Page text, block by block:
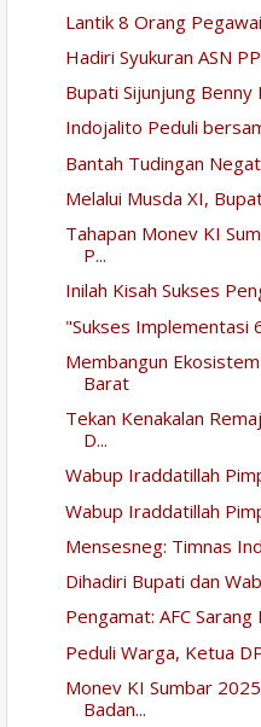
Lantik 8 Orang
Hadiri Syukuran ASN
Bupati Sijunjung Benny
Indojalito Peduli
Bantah Tudingan
Melalui Musda XI,
Tahapan Monev KI
P...
Inilah Kisah Sukses
"Sukses Implementasi
Membangun
Barat
Tekan Kenakalan
D...
Wabup Iraddatillah
Wabup Iraddatillah
Mensesneg: Timnas
Dihadiri Bupati dan
Pengamat: AFC
Peduli Warga, Ketua
Monev KI Sumbar
Badan...